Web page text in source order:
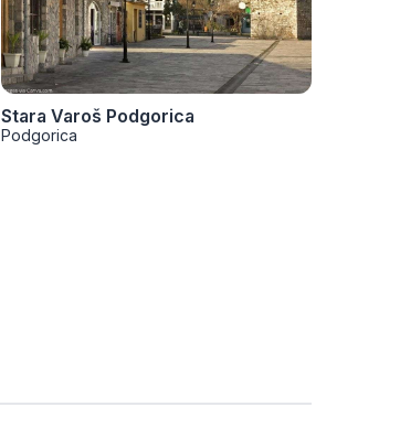
Stara Varoš Podgorica
Podgorica